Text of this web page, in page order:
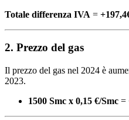
Totale differenza IVA =
2. Prezzo del gas
Il prezzo del gas nel 2024 è
2023.
1500 Smc x 0,15 €/Smc =